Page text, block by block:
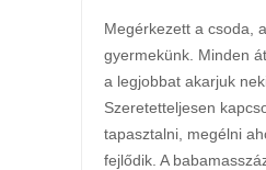
Megérkezett a csoda,
gyermekünk. Minden
a legjobbat akarjuk
Szeretetteljesen
tapasztalni, megélni
fejlődik. A